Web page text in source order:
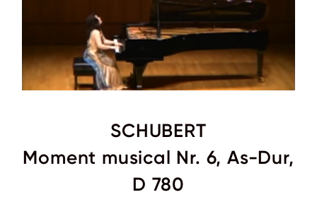
SCHUBERT
Moment musical Nr. 6, As-Dur,
D 780